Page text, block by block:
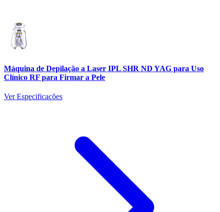
Máquina de Depilação a Laser IPL SHR ND YAG para Uso
Clínico RF para Firmar a Pele
Ver Especificações